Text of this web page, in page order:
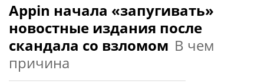
Appin начала «запугивать»
новостные издания после
скандала со взломом В чем
причина